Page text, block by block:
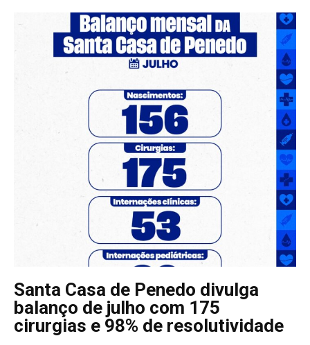
Santa Casa de Penedo divulga
balanço de julho com 175
cirurgias e 98% de resolutividade